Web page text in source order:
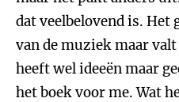
dat veelbelovend is. Het
van de muziek maar
heeft wel ideeën maar
het boek voor me. Wat